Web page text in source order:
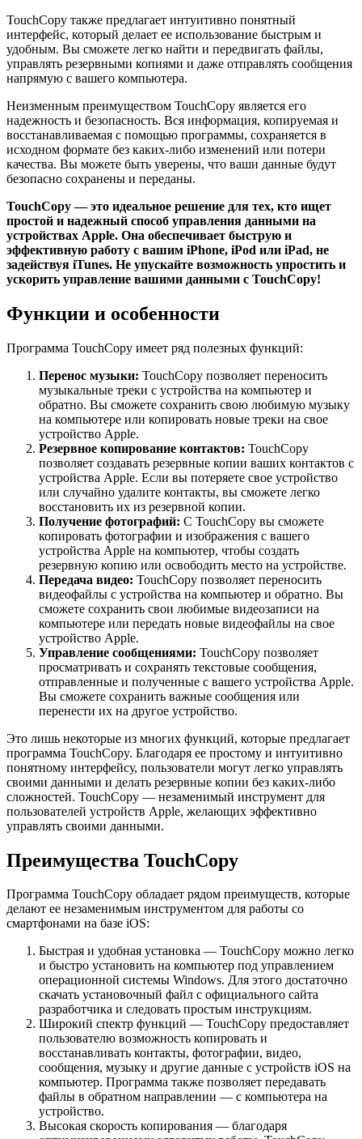
TouchCopy также предлагает интуитивно понятный
интерфейс, который делает ее использование быстрым и
удобным. Вы сможете легко найти и передвигать файлы,
управлять резервными копиями и даже отправлять сообщения
напрямую с вашего компьютера.
Неизменным преимуществом TouchCopy является его
надежность и безопасность. Вся информация, копируемая и
восстанавливаемая с помощью программы, сохраняется в
исходном формате без каких-либо изменений или потери
качества. Вы можете быть уверены, что ваши данные будут
безопасно сохранены и переданы.
TouchCopy — это идеальное решение для тех, кто ищет
простой и надежный способ управления данными на
устройствах Apple. Она обеспечивает быструю и
эффективную работу с вашим iPhone, iPod или iPad, не
задействуя iTunes. Не упускайте возможность упростить и
ускорить управление вашими данными с TouchCopy!
Функции и особенности
Программа TouchCopy имеет ряд полезных функций:
Перенос музыки: TouchCopy позволяет переносить
музыкальные треки с устройства на компьютер и
обратно. Вы сможете сохранить свою любимую музыку
на компьютере или копировать новые треки на свое
устройство Apple.
Резервное копирование контактов: TouchCopy
позволяет создавать резервные копии ваших контактов с
устройства Apple. Если вы потеряете свое устройство
или случайно удалите контакты, вы сможете легко
восстановить их из резервной копии.
Получение фотографий: С TouchCopy вы сможете
копировать фотографии и изображения с вашего
устройства Apple на компьютер, чтобы создать
резервную копию или освободить место на устройстве.
Передача видео: TouchCopy позволяет переносить
видеофайлы с устройства на компьютер и обратно. Вы
сможете сохранить свои любимые видеозаписи на
компьютере или передать новые видеофайлы на свое
устройство Apple.
Управление сообщениями: TouchCopy позволяет
просматривать и сохранять текстовые сообщения,
отправленные и полученные с вашего устройства Apple.
Вы сможете сохранить важные сообщения или
перенести их на другое устройство.
Это лишь некоторые из многих функций, которые предлагает
программа TouchCopy. Благодаря ее простому и интуитивно
понятному интерфейсу, пользователи могут легко управлять
своими данными и делать резервные копии без каких-либо
сложностей. TouchCopy — незаменимый инструмент для
пользователей устройств Apple, желающих эффективно
управлять своими данными.
Преимущества TouchCopy
Программа TouchCopy обладает рядом преимуществ, которые
делают ее незаменимым инструментом для работы со
смартфонами на базе iOS:
Быстрая и удобная установка — TouchCopy можно легко
и быстро установить на компьютер под управлением
операционной системы Windows. Для этого достаточно
скачать установочный файл с официального сайта
разработчика и следовать простым инструкциям.
Широкий спектр функций — TouchCopy предоставляет
пользователю возможность копировать и
восстанавливать контакты, фотографии, видео,
сообщения, музыку и другие данные с устройств iOS на
компьютер. Программа также позволяет передавать
файлы в обратном направлении — с компьютера на
устройство.
Высокая скорость копирования — благодаря